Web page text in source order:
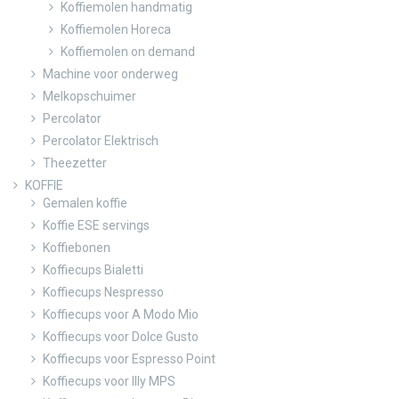
Koffiemolen handmatig
Koffiemolen Horeca
Koffiemolen on demand
Machine voor onderweg
Melkopschuimer
Percolator
Percolator Elektrisch
Theezetter
KOFFIE
Gemalen koffie
Koffie ESE servings
Koffiebonen
Koffiecups Bialetti
Koffiecups Nespresso
Koffiecups voor A Modo Mio
Koffiecups voor Dolce Gusto
Koffiecups voor Espresso Point
Koffiecups voor Illy MPS